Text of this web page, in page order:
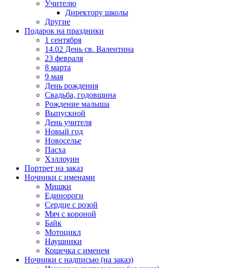
Учителю
Директору школы
Другие
Подарок на праздники
1 сентября
14.02 День св. Валентина
23 февраля
8 марта
9 мая
День рождения
Свадьба, годовщина
Рождение малыша
Выпускной
День учителя
Новый год
Новоселье
Пасха
Хэллоуин
Портрет на заказ
Ночники с именами
Мишки
Единороги
Сердце с розой
Мяч с короной
Байк
Мотоцикл
Наушники
Кошечка с именем
Ночники с надписью (на заказ)